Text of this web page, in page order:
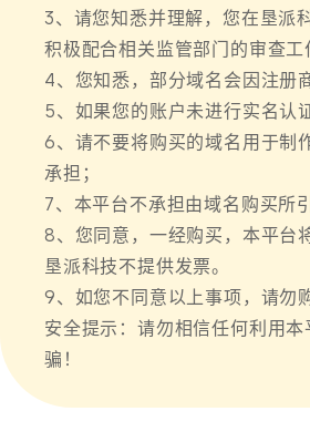
3、请您知悉并理解，您在垦派
积极配合相关监管部门的审查
4、您知悉，部分域名会因注册
5、如果您的账户未进行实名认
6、请不要将购买的域名用于制
承担；
7、本平台不承担由域名购买所
8、您同意，一经购买，本平台
垦派科技不提供发票。
9、如您不同意以上事项，请勿
安全提示：请勿相信任何利用
骗！